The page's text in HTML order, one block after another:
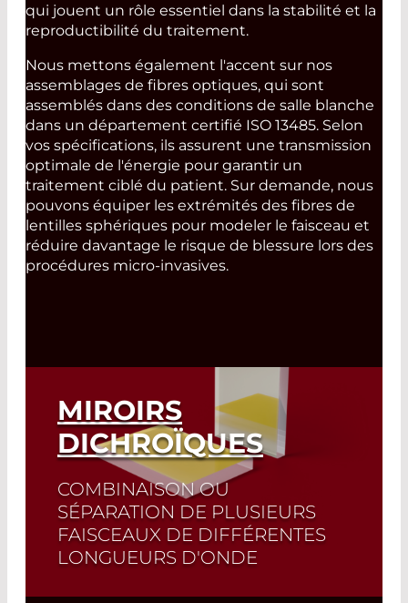
qui jouent un rôle essentiel dans la stabilité et la
reproductibilité du traitement.
Nous mettons également l'accent sur nos
assemblages de fibres optiques, qui sont
assemblés dans des conditions de salle blanche
dans un département certifié ISO 13485. Selon
vos spécifications, ils assurent une transmission
optimale de l'énergie pour garantir un
traitement ciblé du patient. Sur demande, nous
pouvons équiper les extrémités des fibres de
lentilles sphériques pour modeler le faisceau et
réduire davantage le risque de blessure lors des
procédures micro-invasives.
MIROIRS
DICHROÏQUES
COMBINAISON OU
SÉPARATION DE PLUSIEURS
FAISCEAUX DE DIFFÉRENTES
LONGUEURS D'ONDE